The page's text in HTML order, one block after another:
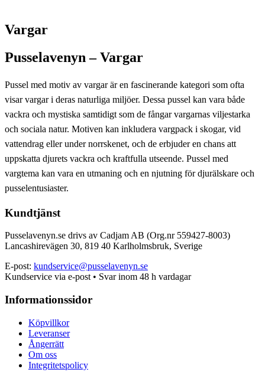
Vargar
Pusselavenyn – Vargar
Pussel med motiv av vargar är en fascinerande kategori som ofta
visar vargar i deras naturliga miljöer. Dessa pussel kan vara både
vackra och mystiska samtidigt som de fångar vargarnas viljestarka
och sociala natur. Motiven kan inkludera vargpack i skogar, vid
vattendrag eller under norrskenet, och de erbjuder en chans att
uppskatta djurets vackra och kraftfulla utseende. Pussel med
vargtema kan vara en utmaning och en njutning för djurälskare och
pusselentusiaster.
Kundtjänst
Pusselavenyn.se drivs av Cadjam AB (Org.nr 559427-8003)
Lancashirevägen 30, 819 40 Karlholmsbruk, Sverige
E-post: kundservice@pusselavenyn.se
Kundservice via e-post • Svar inom 48 h vardagar
Informationssidor
Köpvillkor
Leveranser
Ångerrätt
Om oss
Integritetspolicy